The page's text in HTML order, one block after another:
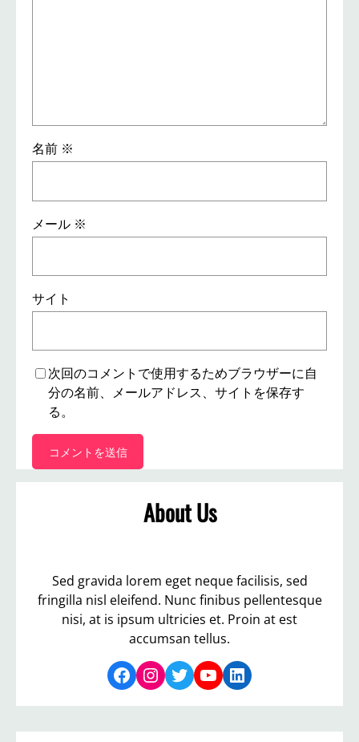
名前 ※
メール ※
サイト
次回のコメントで使用するためブラウザーに自
分の名前、メールアドレス、サイトを保存す
る。
About Us
Sed gravida lorem eget neque facilisis, sed
fringilla nisl eleifend. Nunc finibus pellentesque
nisi, at is ipsum ultricies et. Proin at est
accumsan tellus.
Facebook Instagram Twitter YouTube LinkedIn